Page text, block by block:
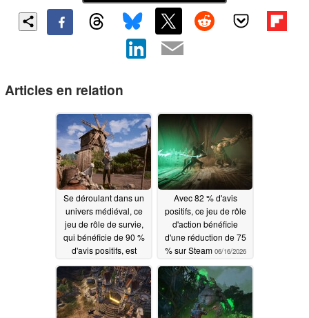
Articles en relation
Se déroulant dans un
univers médiéval, ce
jeu de rôle de survie,
qui bénéficie de 90 %
d'avis positifs, est
avec une réduction de
50 % sur Steam
06/18/2026
Avec 82 % d'avis
positifs, ce jeu de rôle
d'action bénéficie
d'une réduction de 75
% sur Steam 06/16/2026